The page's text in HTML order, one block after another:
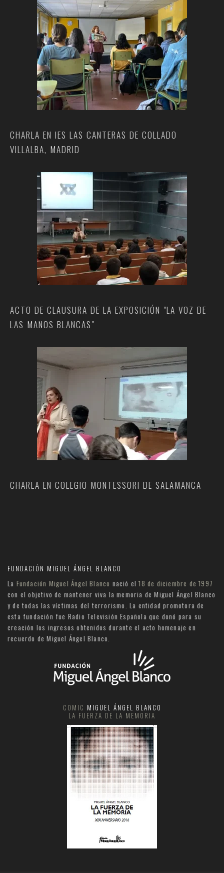
CHARLA EN IES LAS CANTERAS DE COLLADO
VILLALBA, MADRID
ACTO DE CLAUSURA DE LA EXPOSICIÓN "LA VOZ DE
LAS MANOS BLANCAS"
CHARLA EN COLEGIO MONTESSORI DE SALAMANCA
FUNDACIÓN MIGUEL ÁNGEL BLANCO
La Fundación Miguel Ángel Blanco nació el18 de diciembre de 1997
con el objetivo de mantener viva la memoria de Miguel Ángel Blanco
y de todas las víctimas del terrorismo. La entidad promotora de
esta fundación fue Radio Televisión Española que donó para su
creación los ingresos obtenidos durante el acto homenaje en
recuerdo de Miguel Ángel Blanco.
COMIC MIGUEL ÁNGEL BLANCO
LA FUERZA DE LA MEMORIA